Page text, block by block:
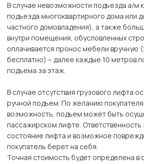
В случае невозможности подъезда а/м
подъезда многоквартирного дома или
частного домовладения), а также
внутри помещения, обусловленных
оплачивается пронос мебели вручную
бесплатно) – далее каждые 10 метров
подъема за этаж.
В случае отсутствия грузового лифта
ручной подъем. По желанию
возможность, подъем может быть
пассажирском лифте.
состояние лифта и возможное
покупатель берет на себя.
Точная стоимость будет определена в